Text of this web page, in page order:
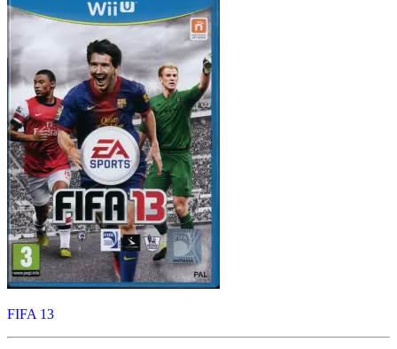
FIFA 13